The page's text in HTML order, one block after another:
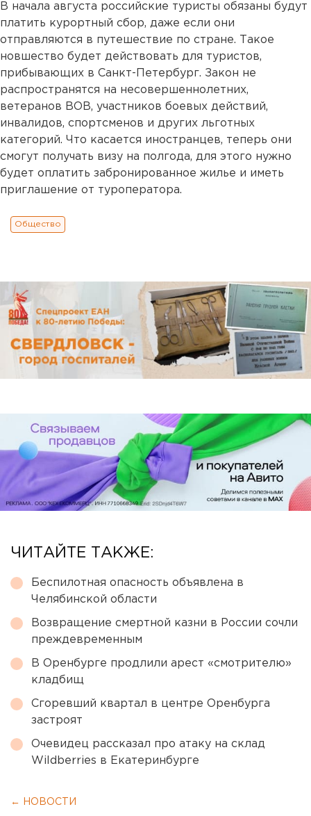
В начала августа российские туристы обязаны будут
платить курортный сбор, даже если они
отправляются в путешествие по стране. Такое
новшество будет действовать для туристов,
прибывающих в Санкт-Петербург. Закон не
распространятся на несовершеннолетних,
ветеранов ВОВ, участников боевых действий,
инвалидов, спортсменов и других льготных
категорий. Что касается иностранцев, теперь они
смогут получать визу на полгода, для этого нужно
будет оплатить забронированное жилье и иметь
приглашение от туроператора.
Общество
ЧИТАЙТЕ ТАКЖЕ:
Беспилотная опасность объявлена в
Челябинской области
Возвращение смертной казни в России сочли
преждевременным
В Оренбурге продлили арест «смотрителю»
кладбищ
Сгоревший квартал в центре Оренбурга
застроят
Очевидец рассказал про атаку на склад
Wildberries в Екатеринбурге
← НОВОСТИ